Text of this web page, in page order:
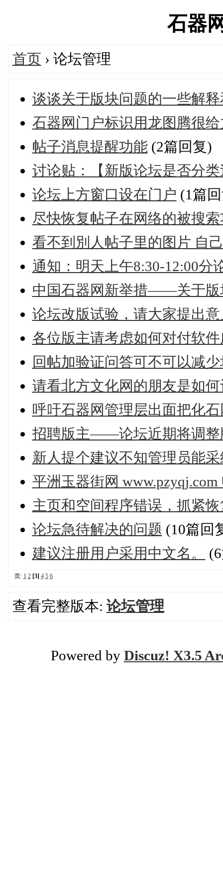
石器
首页 › 论坛管理
谈谈关于版块问题的一些解
石器网门户标识用龙图腾很给
帖子消息提醒功能(2篇回复)
讨论贴：【新版论坛是否分
论坛上方窗口设在门户 (1篇
尽快恢复帖子在网络的被搜
看不到別人帖子里的图片 自
通知：明天上午8:30-12:00分
中国石器网新举措——关于版
论坛改版试验，请大家提出意
各位版主请考虑如何对付软
回帖加验证问答可不可以减
请看北方文化网的朋友是如
呼吁石器网管理层出面把化
招聘版主——论坛近期将调整
新人提个建议不知管理员能
平洲玉器街网
主页和空间程序错误，抓紧
论坛急待解决的问题 (10篇回
建议注册用户采用中文名。
页: 1 2 [3] 4 5 6
查看完整版本: 论坛管理
Powered by Discuz! X3.5